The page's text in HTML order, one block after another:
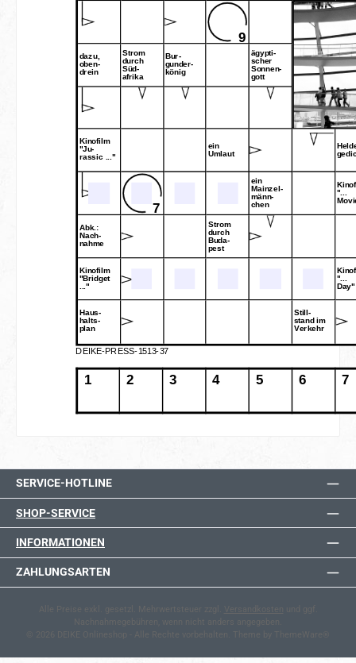
SERVICE-HOTLINE
SHOP-SERVICE
INFORMATIONEN
ZAHLUNGSARTEN
Alle Preise exkl. gesetzl. Mehrwertsteuer zzgl. Versandkosten
und ggf.
Nachnahmegebühren, wenn nicht anders angegeben.
© 2026 DEIKE Onlineshop - Alle Rechte vorbehalten. Theme by
ThemeWare®